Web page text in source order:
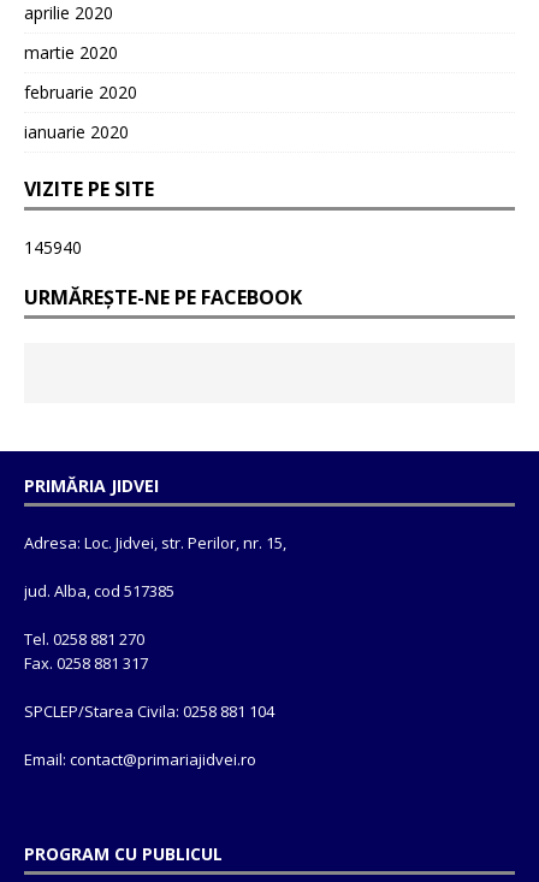
aprilie 2020
martie 2020
februarie 2020
ianuarie 2020
VIZITE PE SITE
145940
URMĂREȘTE-NE PE FACEBOOK
PRIMĂRIA JIDVEI
Adresa: Loc. Jidvei, str. Perilor, nr. 15,
jud. Alba, cod 517385
Tel. 0258 881 270
Fax. 0258 881 317
SPCLEP/Starea Civila: 0258 881 104
Email: contact@primariajidvei.ro
PROGRAM CU PUBLICUL